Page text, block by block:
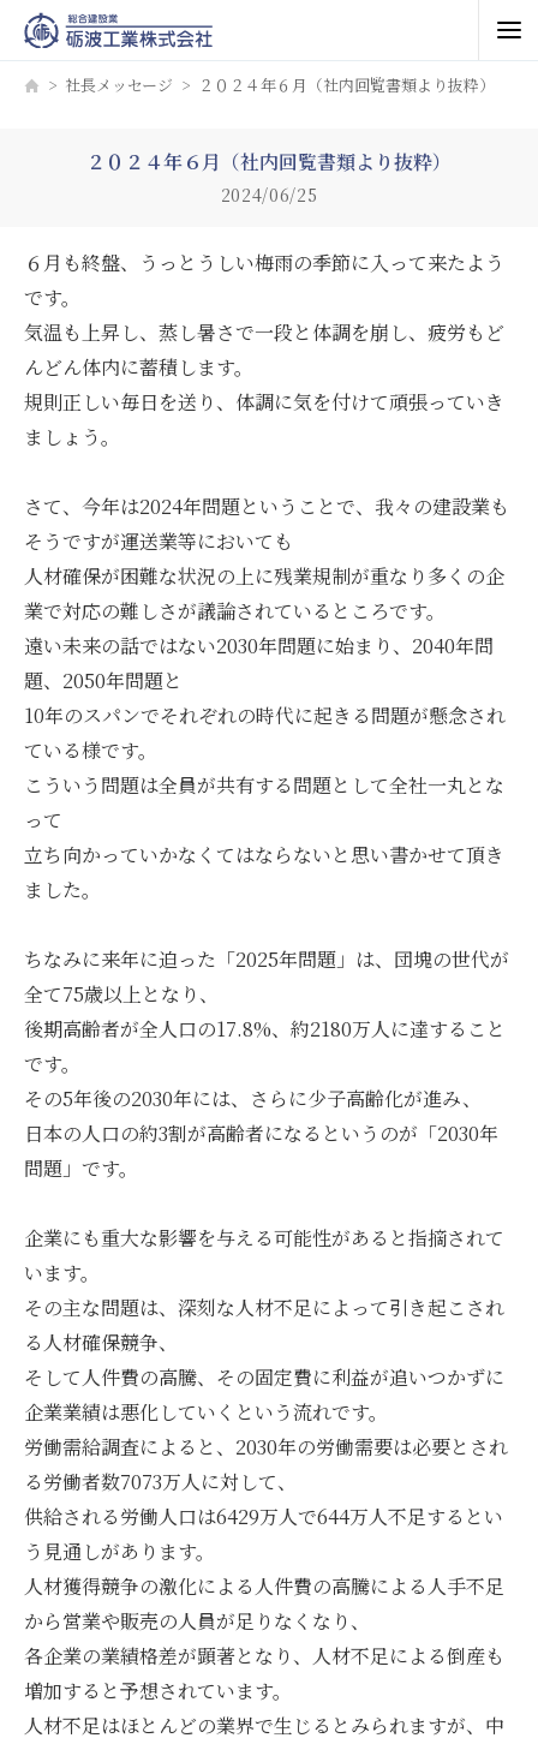
社長メッセージ ２０２４年６月（社内回覧書類より抜粋）
２０２４年６月（社内回覧書類より抜粋）
2024/06/25
６月も終盤、うっとうしい梅雨の季節に入って来たよう
です。
気温も上昇し、蒸し暑さで一段と体調を崩し、疲労もど
んどん体内に蓄積します。
規則正しい毎日を送り、体調に気を付けて頑張っていき
ましょう。
さて、今年は2024年問題ということで、我々の建設業も
そうですが運送業等においても
人材確保が困難な状況の上に残業規制が重なり多くの企
業で対応の難しさが議論されているところです。
遠い未来の話ではない2030年問題に始まり、2040年問
題、2050年問題と
10年のスパンでそれぞれの時代に起きる問題が懸念され
ている様です。
こういう問題は全員が共有する問題として全社一丸とな
って
立ち向かっていかなくてはならないと思い書かせて頂き
ました。
ちなみに来年に迫った「2025年問題」は、団塊の世代が
全て75歳以上となり、
後期高齢者が全人口の17.8%、約2180万人に達すること
です。
その5年後の2030年には、さらに少子高齢化が進み、
日本の人口の約3割が高齢者になるというのが「2030年
問題」です。
企業にも重大な影響を与える可能性があると指摘されて
います。
その主な問題は、深刻な人材不足によって引き起こされ
る人材確保競争、
そして人件費の高騰、その固定費に利益が追いつかずに
企業業績は悪化していくという流れです。
労働需給調査によると、2030年の労働需要は必要とされ
る労働者数7073万人に対して、
供給される労働人口は6429万人で644万人不足するとい
う見通しがあります。
人材獲得競争の激化による人件費の高騰による人手不足
から営業や販売の人員が足りなくなり、
各企業の業績格差が顕著となり、人材不足による倒産も
増加すると予想されています。
人材不足はほとんどの業界で生じるとみられますが、中